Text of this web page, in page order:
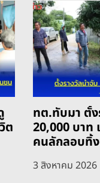
ต
ทต.ทับมา ตั้ง
20,000 บาท
คนลักลอบทิ้
3 สิงหาคม 2026